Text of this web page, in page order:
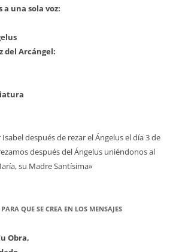
una sola voz:
del Arcángel:
después de rezar el Ángelus el día 3 de
después del Ángelus uniéndonos al
su Madre Santísima»
QUE SE CREA EN LOS MENSAJES
Obra,